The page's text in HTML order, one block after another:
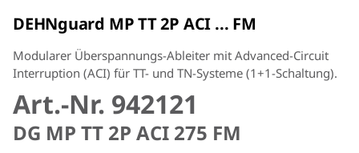
DEHNguard MP TT 2P ACI ... FM
Modularer Überspannungs-Ableiter mit Advanced-Circuit
Interruption (ACI) für TT- und TN-Systeme (1+1-Schaltung).
Art.-Nr. 942121
DG MP TT 2P ACI 275 FM